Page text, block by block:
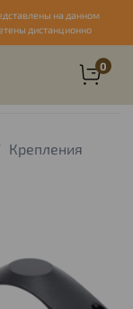
на данном
дистанционно
0
Крепления